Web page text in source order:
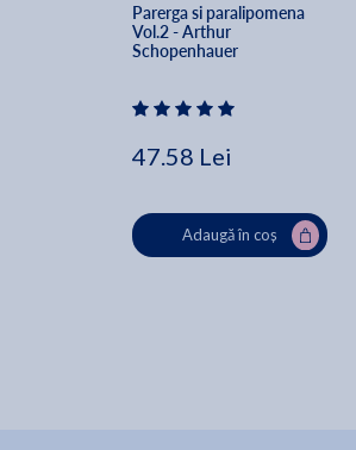
Parerga si paralipomena
Vol.2 - Arthur
Schopenhauer
47.58 Lei
Adaugă în coș